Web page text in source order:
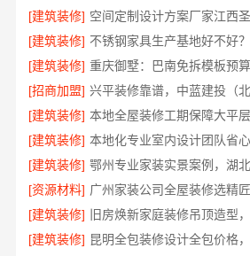
[建筑装修]
[建筑装修]
[建筑装修] 重庆御墅：巴南免拆模板预算
[招商加盟]
[建筑装修]
[建筑装修]
[建筑装修]
[资源材料]
[建筑装修]
[建筑装修]